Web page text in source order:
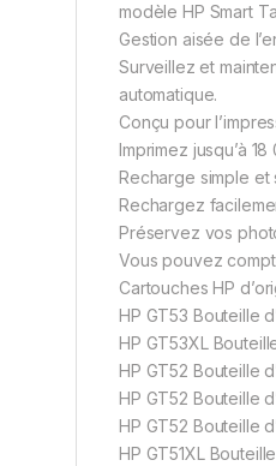
modèle HP Smart
Gestion aisée de
Surveillez et
automatique.
Conçu pour
Imprimez jusqu’à
Recharge simple et
Rechargez
Préservez vos
Vous pouvez
Cartouches HP
HP GT53 Bouteille
HP GT53XL
HP GT52 Bouteille
HP GT52 Bouteille
HP GT52 Bouteille
HP GT51XL